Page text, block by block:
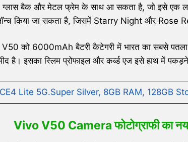
ग्लास बैक और मेटल फ्रेम के साथ आ सकता है, जो इसे एक
किया जा सकता है, जिसमें Starry Night और Rose
को 6000mAh बैटरी कैटेगरी में भारत का सबसे
है। इसका स्लिम प्रोफाइल और कर्व्ड एज इसे हाथ में
Lite 5G.Super Silver, 8GB RAM, 128GB
Vivo V50 Cameraफोटोग्राफी का